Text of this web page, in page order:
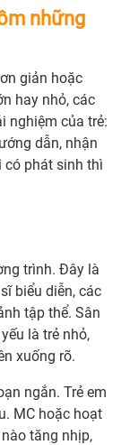
những
giản hoặc
hay nhỏ, các
nghiệm của trẻ:
dẫn, nhận
có phát sinh thì
trình. Đây là
biểu diễn, các
tập thể. Sân
là trẻ nhỏ,
xuống rõ.
ngắn. Trẻ em
MC hoặc hoạt
tăng nhịp,